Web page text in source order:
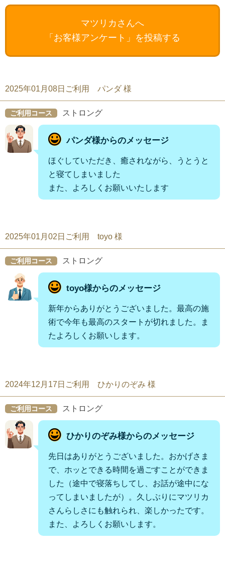
マツリカさんへ
「お客様アンケート」を投稿する
2025年01月08日ご利用 パンダ 様
ご利用コース ストロング
パンダ様からのメッセージ
ほぐしていただき、癒されながら、うとうと
と寝てしまいました
また、よろしくお願いいたします
2025年01月02日ご利用 toyo 様
ご利用コース ストロング
toyo様からのメッセージ
新年からありがとうございました。最高の施
術で今年も最高のスタートが切れました。ま
たよろしくお願いします。
2024年12月17日ご利用 ひかりのぞみ 様
ご利用コース ストロング
ひかりのぞみ様からのメッセージ
先日はありがとうございました。おかげさま
で、ホッとできる時間を過ごすことができま
した（途中で寝落ちしてし、お話が途中にな
ってしまいましたが）。久しぶりにマツリカ
さんらしさにも触れられ、楽しかったです。
また、よろしくお願いします。